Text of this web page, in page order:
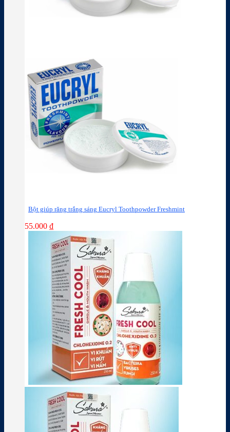
Bột giúp răng trắng sáng Eucryl Toothpowder Freshmint
55.000 ₫